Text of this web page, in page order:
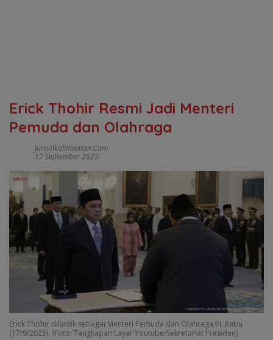
Erick Thohir Resmi Jadi Menteri
Pemuda dan Olahraga
Jurnalkalimantan.com
17 September 2025
Erick Thohir dilantik sebagai Menteri Pemuda dan Olahraga RI, Rabu
(17/9/2025). (Foto: Tangkapan Layar Youtube/Sekretariat Presiden)